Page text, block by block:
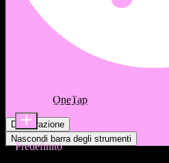
OneTap
Dichiarazione
Nascondi barra degli strumenti
Moduli di contenuto
Dimensione icona
Predefinito